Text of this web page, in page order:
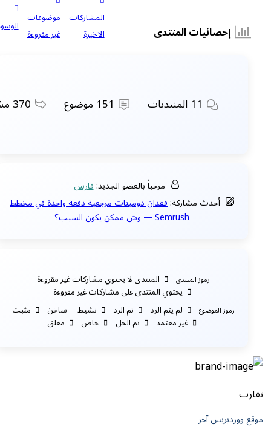
إحصائيات المنتدى
المشاركات
الاخيرة
موضوعات
غير مقروءة
الوسوم
11 المنتديات 151موضوع 370
مرحباً بالعضو الجديد:فارس
أحدث مشاركة:فقدان دومينات مرجعية دفعة واحدة في مخطط
Semrush — وش ممكن يكون السبب؟
رموز المنتدى: المنتدى لا يحتوي مشاركات غير مقروءة
يحتوي المنتدى على مشاركات غير مقروءة
رموز الموضوع: لم يتم الرد تم الرد نشيط ساخن مثبت
غير معتمد تم الحل خاص مغلق
تقارب
موقع ووردبريس آخر